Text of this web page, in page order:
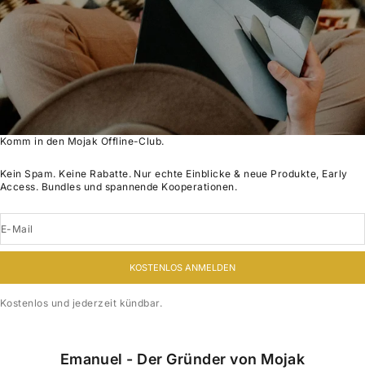
Komm in den Mojak Offline-Club.
Kein Spam. Keine Rabatte. Nur echte Einblicke & neue Produkte, Early
Access. Bundles und spannende Kooperationen.
E-Mail
KOSTENLOS ANMELDEN
Kostenlos und jederzeit kündbar.
Emanuel - Der Gründer von Mojak